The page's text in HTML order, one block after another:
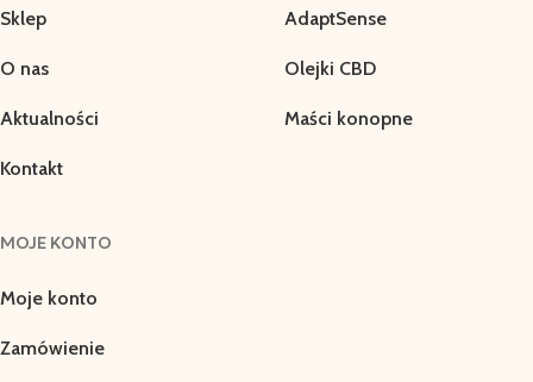
Sklep
O nas
Aktualności
Kontakt
AdaptSense
Olejki CBD
Maści konopne
MOJE KONTO
Moje konto
Zamówienie